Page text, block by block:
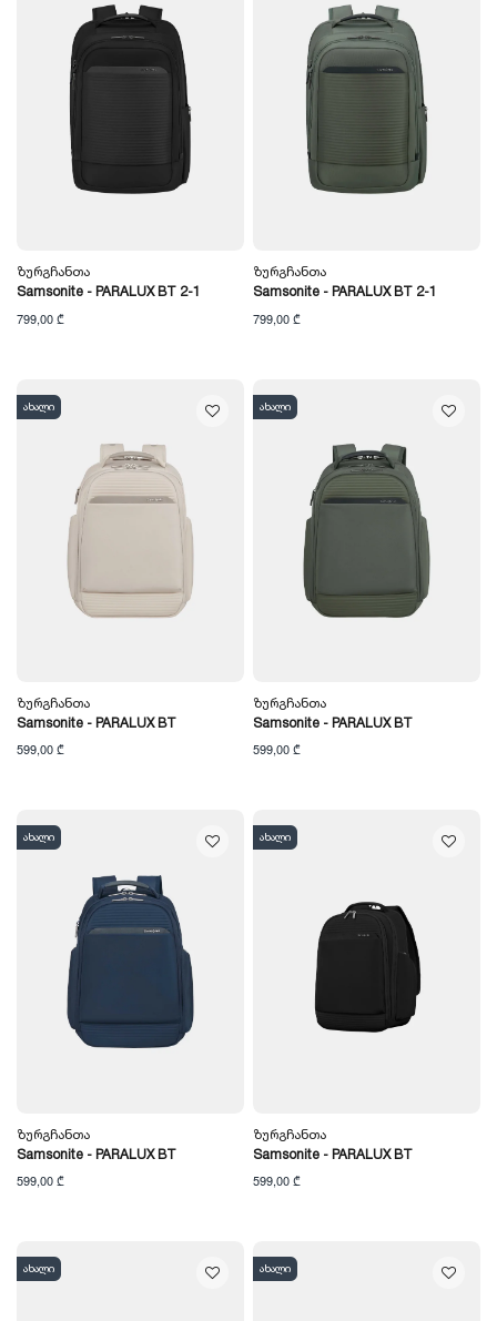
Ზურგჩანთა
Samsonite - PARALUX BT 2-1
799,00 ₾
Ზურგჩანთა
Samsonite - PARALUX BT 2-1
799,00 ₾
ახალი
Ზურგჩანთა
Samsonite - PARALUX BT
599,00 ₾
ახალი
Ზურგჩანთა
Samsonite - PARALUX BT
599,00 ₾
ახალი
Ზურგჩანთა
Samsonite - PARALUX BT
599,00 ₾
ახალი
Ზურგჩანთა
Samsonite - PARALUX BT
599,00 ₾
ახალი ახალი